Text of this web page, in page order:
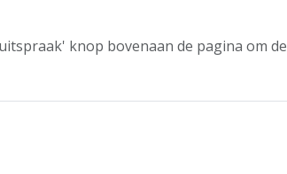
knop bovenaan de pagina om de